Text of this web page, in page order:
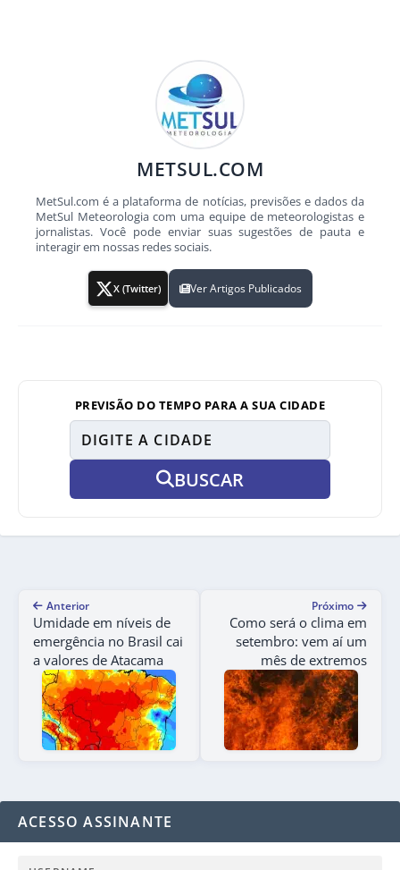
METSUL.COM
MetSul.com é a plataforma de notícias, previsões e dados da
MetSul Meteorologia com uma equipe de meteorologistas e
jornalistas. Você pode enviar suas sugestões de pauta e
interagir em nossas redes sociais.
X (Twitter) Ver Artigos Publicados
PREVISÃO DO TEMPO PARA A SUA CIDADE
BUSCAR
Anterior
Umidade em níveis de
emergência no Brasil cai
a valores de Atacama
Próximo
Como será o clima em
setembro: vem aí um
mês de extremos
ACESSO ASSINANTE